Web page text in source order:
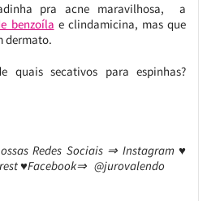
pra acne maravilhosa, a
benzoíla e clindamicina, mas que
dermato.
quais secativos para espinhas?
Redes Sociais ⇒ Instagram ♥
♥Facebook⇒ @jurovalendo